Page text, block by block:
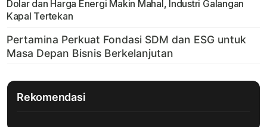
Dolar dan Harga Energi Makin Mahal, Industri Galangan
Kapal Tertekan
Rekomendasi